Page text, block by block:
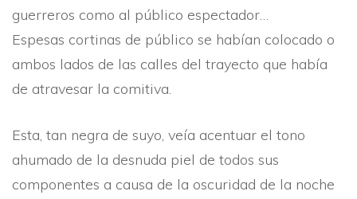
guerreros como al público espectador…
Espesas cortinas de público se habí­an colocado o
ambos lados de las calles del trayecto que habí­a
de atravesar la comitiva.
Esta, tan negra de suyo, veí­a acentuar el tono
ahumado de la desnuda piel de todos sus
componentes a causa de la oscuridad de la noche